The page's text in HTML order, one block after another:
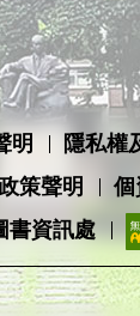
明
隱私權
策聲明
個
書資訊處